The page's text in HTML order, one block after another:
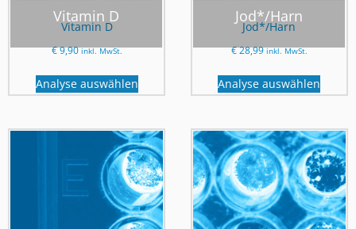
Vitamin D
Vitamin D
€9,90 inkl. MwSt.
Analyse auswählen
Jod*/Harn
Jod*/Harn
€28,99 inkl. MwSt.
Analyse auswählen